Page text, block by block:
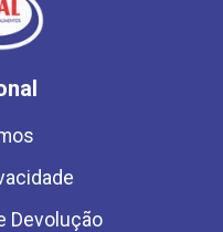
Devolução